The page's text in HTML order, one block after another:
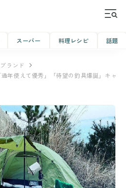
スーパー 料理レシピ 話題
ランド
年使えて優秀」「待望の釣具爆誕」キャ